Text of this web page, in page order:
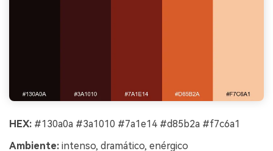
HEX: #130a0a #3a1010 #7a1e14 #d85b2a #f7c6a1
Ambiente: intenso, dramático, enérgico